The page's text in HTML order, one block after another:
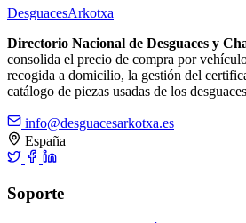
DesguacesArkotxa
Directorio Nacional de Desguaces y
consolida el precio de compra por
recogida a domicilio, la gestión del
catálogo de piezas usadas de los
info@desguacesarkotxa.es
España
Soporte